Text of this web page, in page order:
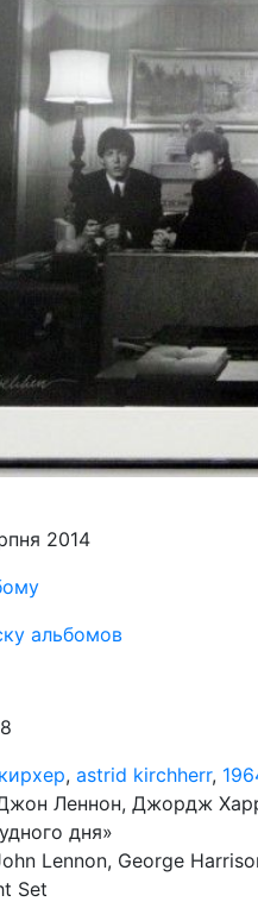
2014
альбомов
, astrid kirchherr,
Леннон, Джордж
дня»
Lennon, George
Set